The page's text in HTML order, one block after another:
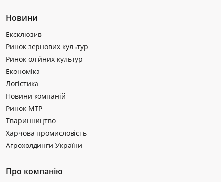
Новини
Ексклюзив
Ринок зернових культур
Ринок олійних культур
Економіка
Логістика
Новини компаній
Ринок МТР
Тваринництво
Харчова промисловість
Агрохолдинги України
Про компанію